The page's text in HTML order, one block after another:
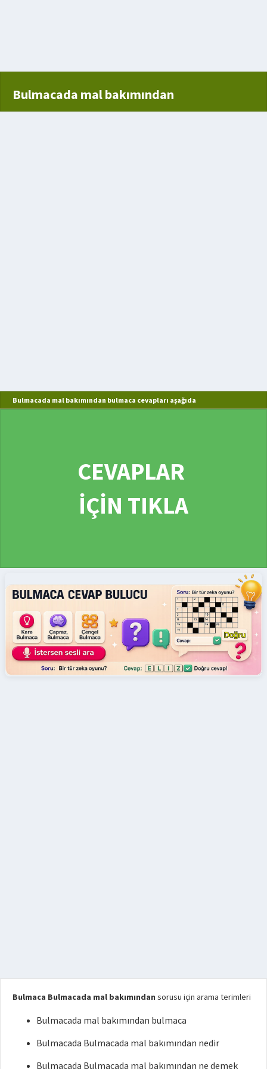
Bulmacada mal bakımından
Bulmacada mal bakımından bulmaca cevapları aşağıda
CEVAPLAR
İÇİN TIKLA
Bulmaca Bulmacada mal bakımından sorusu için arama terimleri
Bulmacada mal bakımından bulmaca
Bulmacada Bulmacada mal bakımından nedir
Bulmacada Bulmacada mal bakımından ne demek